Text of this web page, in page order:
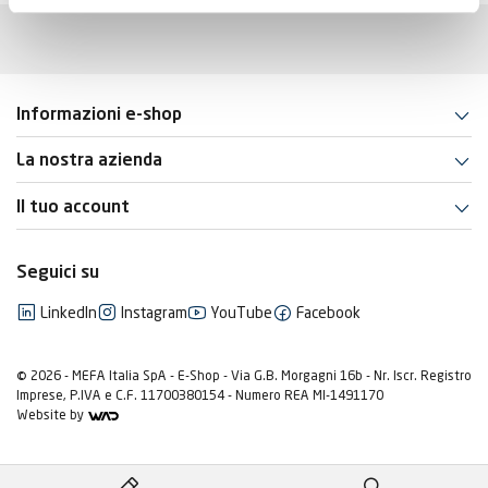
Informazioni e-shop
La nostra azienda
Il tuo account
Seguici su
LinkedIn Instagram YouTube Facebook
© 2026 - MEFA Italia SpA - E-Shop - Via G.B. Morgagni 16b - Nr. Iscr. Registro
Imprese, P.IVA e C.F. 11700380154 - Numero REA MI-1491170
Website by